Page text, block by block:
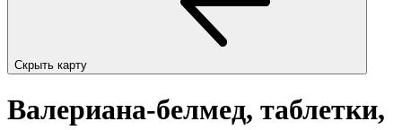
Скрыть карту
Валериана-белмед, таблетки,